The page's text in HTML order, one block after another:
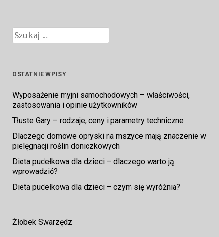
Szukaj:
OSTATNIE WPISY
Wyposażenie myjni samochodowych – właściwości,
zastosowania i opinie użytkowników
Tłuste Gary – rodzaje, ceny i parametry techniczne
Dlaczego domowe opryski na mszyce mają znaczenie w
pielęgnacji roślin doniczkowych
Dieta pudełkowa dla dzieci – dlaczego warto ją
wprowadzić?
Dieta pudełkowa dla dzieci – czym się wyróżnia?
Żłobek Swarzędz